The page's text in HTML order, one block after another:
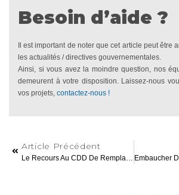
Besoin d’aide ?
Il est important de noter que cet article peut être
les actualités / directives gouvernementales.
Ainsi, si vous avez la moindre question, nos
demeurent à votre disposition. Laissez-nous
vos projets, contactez-nous !
Article Précédent
Le Recours Au CDD De Remplacement En Période Estivale